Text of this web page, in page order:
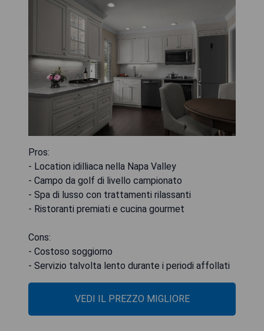
Pros:
- Location idilliaca nella Napa Valley
- Campo da golf di livello campionato
- Spa di lusso con trattamenti rilassanti
- Ristoranti premiati e cucina gourmet
Cons:
- Costoso soggiorno
- Servizio talvolta lento durante i periodi affollati
VEDI IL PREZZO MIGLIORE